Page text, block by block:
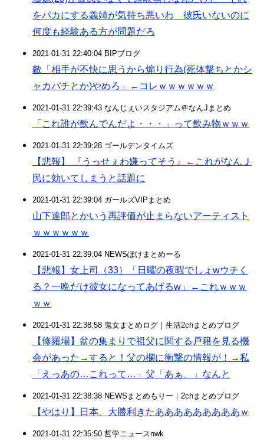
をバカにする義姉が気持ち悪いわ 彼氏いないのに
何度も経験ある方が問題だろ
2021-01-31 22:40:04 BIPブログ
敵「相手が不快に思うから煽り行為(死体撃ちとかシ
ャカパチとか)やめろ」←コレｗｗｗｗｗｗ
2021-01-31 22:39:43 なんじぇいスタジアム＠なんJまとめ
「これ誰が飲んでんだよ・・・」って飲み物ｗｗｗ
2021-01-31 22:39:28 ゴールデンタイムズ
【悲報】 『うっせぇわ嫌ってそう』←これがなんＪ
民に効いてしまうと話題に
2021-01-31 22:39:04 ガールズVIPまとめ
山下達郎とかいう再評価が止まらないアーティスト
ｗｗｗｗｗｗ
2021-01-31 22:39:04 NEWSぽけまとめーる
【悲報】女上司（33）「日曜の夜暇でしょwウチく
る？一晩だけ彼女になってあげるw」←これｗｗｗ
ｗｗ
2021-01-31 22:38:58 鬼女まとめログ｜生活2chまとめブログ
【修羅場】盆の集まりで祖父に関する戸籍を見る機
会があった→すると！父の欄に衝撃の情報が！→私
「えっあの…これって…」父「あぁ、」なんと
2021-01-31 22:38:38 NEWSまとめもりー｜2chまとめブログ
【やはり】日本、大勝利きたあああああああああｗ
2021-01-31 22:35:50 哲学ニュースnwk